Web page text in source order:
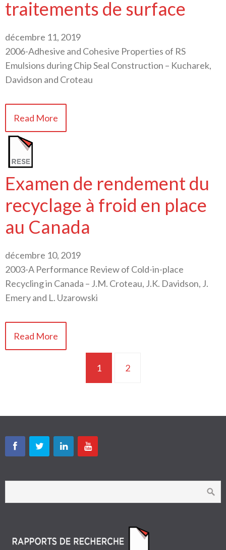
traitements de surface
décembre 11, 2019
2006-Adhesive and Cohesive Properties of RS
Emulsions during Chip Seal Construction – Kucharek,
Davidson and Croteau
Read More
Examen de rendement du
recyclage à froid en place
au Canada
décembre 10, 2019
2003-A Performance Review of Cold-in-place
Recycling in Canada – J.M. Croteau, J.K. Davidson, J.
Emery and L. Uzarowski
Read More
1 2